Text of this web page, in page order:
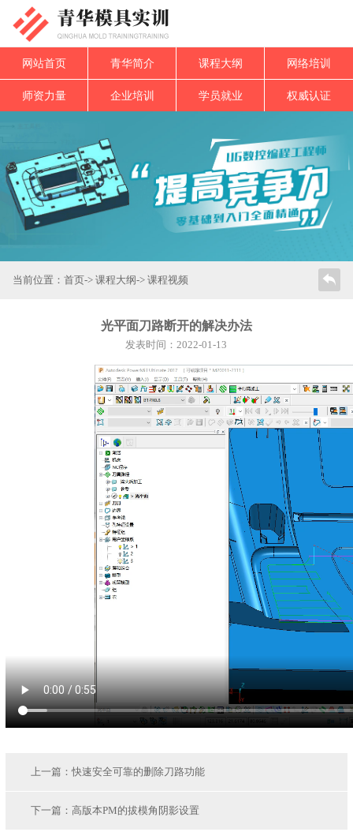
网站首页 青华简介 课程大纲 网络培训
师资力量 企业培训 学员就业 权威认证
当前位置： 首页-> 课程大纲-> 课程视频
光平面刀路断开的解决办法
发表时间：2022-01-13
上一篇： 快速安全可靠的删除刀路功能
下一篇： 高版本PM的拔模角阴影设置